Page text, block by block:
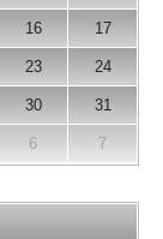
16 17
23 24
30 31
6 7